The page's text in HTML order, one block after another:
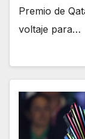
Premio de
voltaje para…